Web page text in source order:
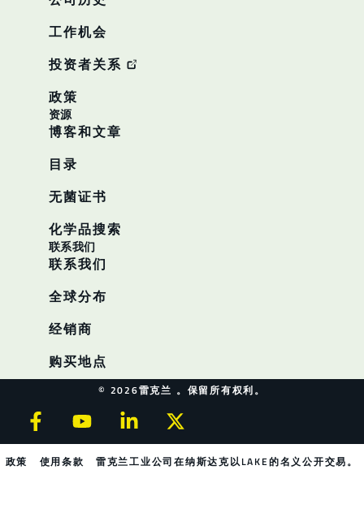
工作机会
投资者关系
政策
资源
博客和文章
目录
无菌证书
化学品搜索
联系我们
联系我们
全球分布
经销商
购买地点
© 2026雷克兰 。保留所有权利。
政策 使用条款 雷克兰工业公司在纳斯达克以LAKE的名义公开交易。